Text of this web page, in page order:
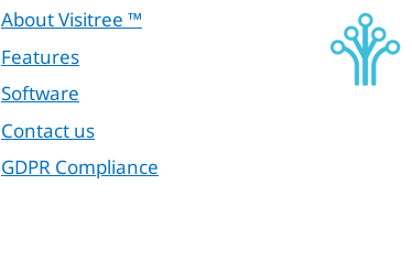
About Visitree ™
Features
Software
Contact us
GDPR Compliance